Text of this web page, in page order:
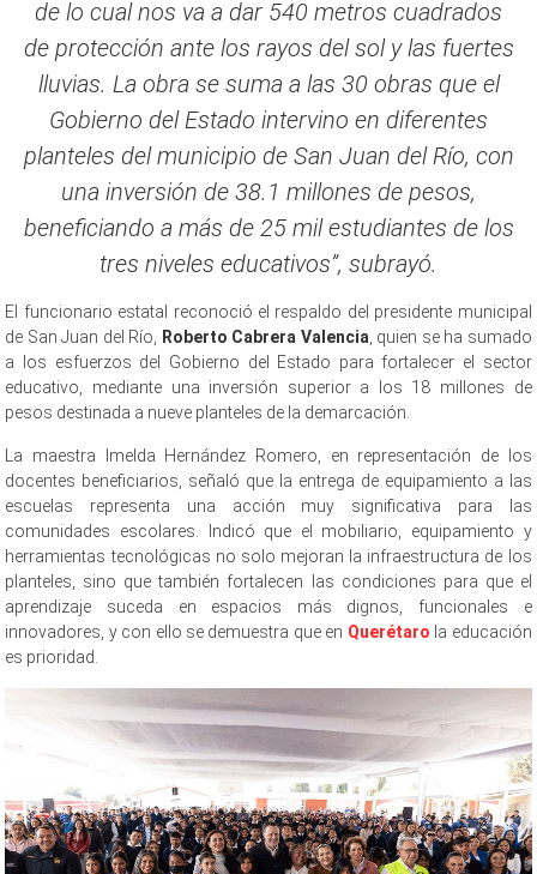
de lo cual nos va a dar 540 metros cuadrados
de protección ante los rayos del sol y las fuertes
lluvias. La obra se suma a las 30 obras que el
Gobierno del Estado intervino en diferentes
planteles del municipio de San Juan del Río, con
una inversión de 38.1 millones de pesos,
beneficiando a más de 25 mil estudiantes de los
tres niveles educativos”, subrayó.
El funcionario estatal reconoció el respaldo del presidente municipal
de San Juan del Río, Roberto Cabrera Valencia, quien se ha sumado
a los esfuerzos del Gobierno del Estado para fortalecer el sector
educativo, mediante una inversión superior a los 18 millones de
pesos destinada a nueve planteles de la demarcación.
La maestra Imelda Hernández Romero, en representación de los
docentes beneficiarios, señaló que la entrega de equipamiento a las
escuelas representa una acción muy significativa para las
comunidades escolares. Indicó que el mobiliario, equipamiento y
herramientas tecnológicas no solo mejoran la infraestructura de los
planteles, sino que también fortalecen las condiciones para que el
aprendizaje suceda en espacios más dignos, funcionales e
innovadores, y con ello se demuestra que en Querétaro la educación
es prioridad.